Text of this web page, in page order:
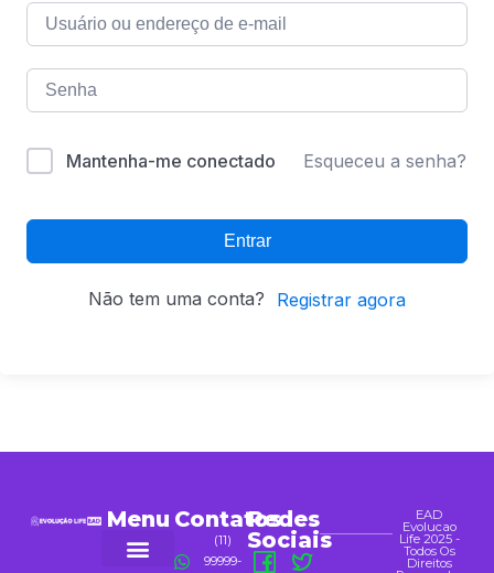
Alternative:Mantenha-me conectado Esqueceu a senha?
Entrar
Não tem uma conta? Registrar agora
Menu Contatos
(11)
99999-
Redes
Sociais
EAD
Evolucao
Life 2025 -
Todos Os
Direitos